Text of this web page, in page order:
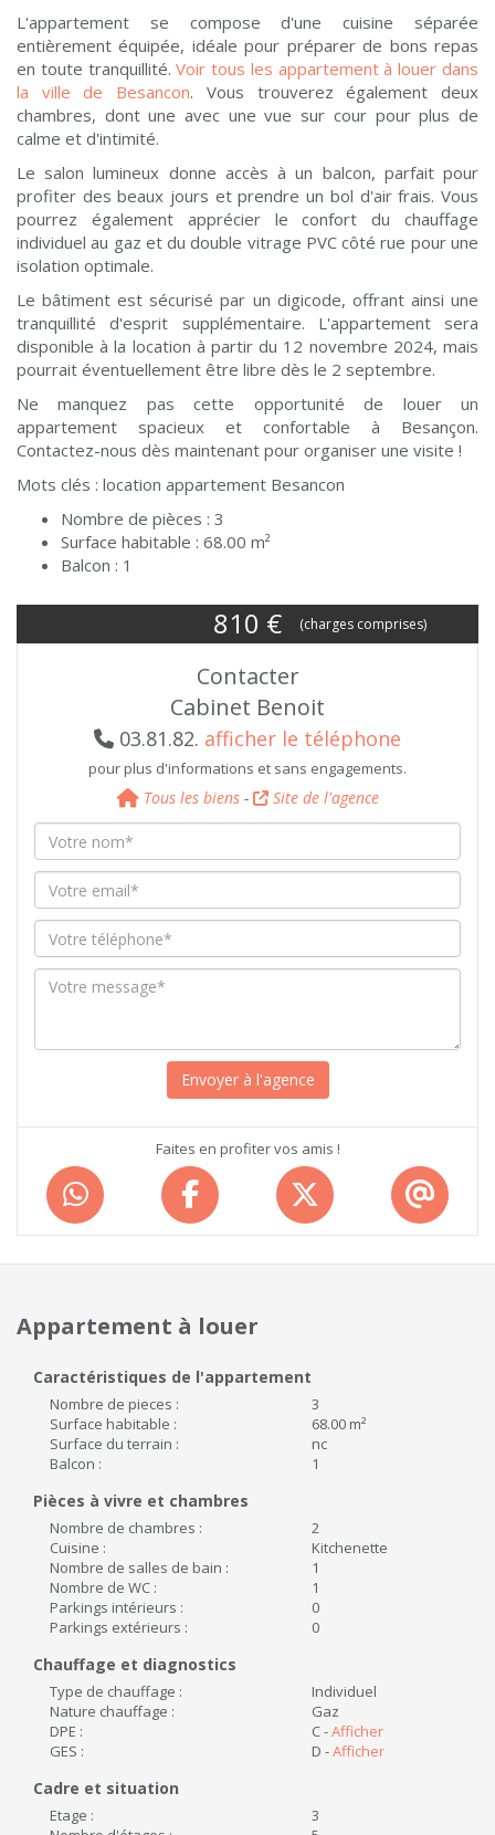
L'appartement se compose d'une cuisine séparée
entièrement équipée, idéale pour préparer de bons repas
en toute tranquillité.Voir tous les appartement à louer dans
la ville de Besancon. Vous trouverez également deux
chambres, dont une avec une vue sur cour pour plus de
calme et d'intimité.
Le salon lumineux donne accès à un balcon, parfait pour
profiter des beaux jours et prendre un bol d'air frais. Vous
pourrez également apprécier le confort du chauffage
individuel au gaz et du double vitrage PVC côté rue pour une
isolation optimale.
Le bâtiment est sécurisé par un digicode, offrant ainsi une
tranquillité d'esprit supplémentaire. L'appartement sera
disponible à la location à partir du 12 novembre 2024, mais
pourrait éventuellement être libre dès le 2 septembre.
Ne manquez pas cette opportunité de louer un
appartement spacieux et confortable à Besançon.
Contactez-nous dès maintenant pour organiser une visite !
Mots clés : location appartement Besancon
Nombre de pièces : 3
Surface habitable : 68.00 m²
Balcon : 1
810 € (charges comprises)
Contacter
Cabinet Benoit
03.81.82. afficher le téléphone
pour plus d'informations et sans engagements.
Tous les biens- Site de l'agence
Faites en profiter vos amis !
Appartement à louer
Caractéristiques de l'appartement
Nombre de pieces :
3
Surface habitable :
68.00 m²
Surface du terrain :
nc
Balcon :
1
Pièces à vivre et chambres
Nombre de chambres :
2
Cuisine :
Kitchenette
Nombre de salles de bain :
1
Nombre de WC :
1
Parkings intérieurs :
0
Parkings extérieurs :
0
Chauffage et diagnostics
Type de chauffage :
Individuel
Nature chauffage :
Gaz
DPE :
C -Afficher
GES :
D -Afficher
Cadre et situation
Etage :
3